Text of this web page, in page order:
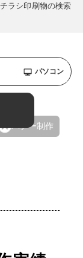
ラシ印刷物の検索
パソコン
バナー制作